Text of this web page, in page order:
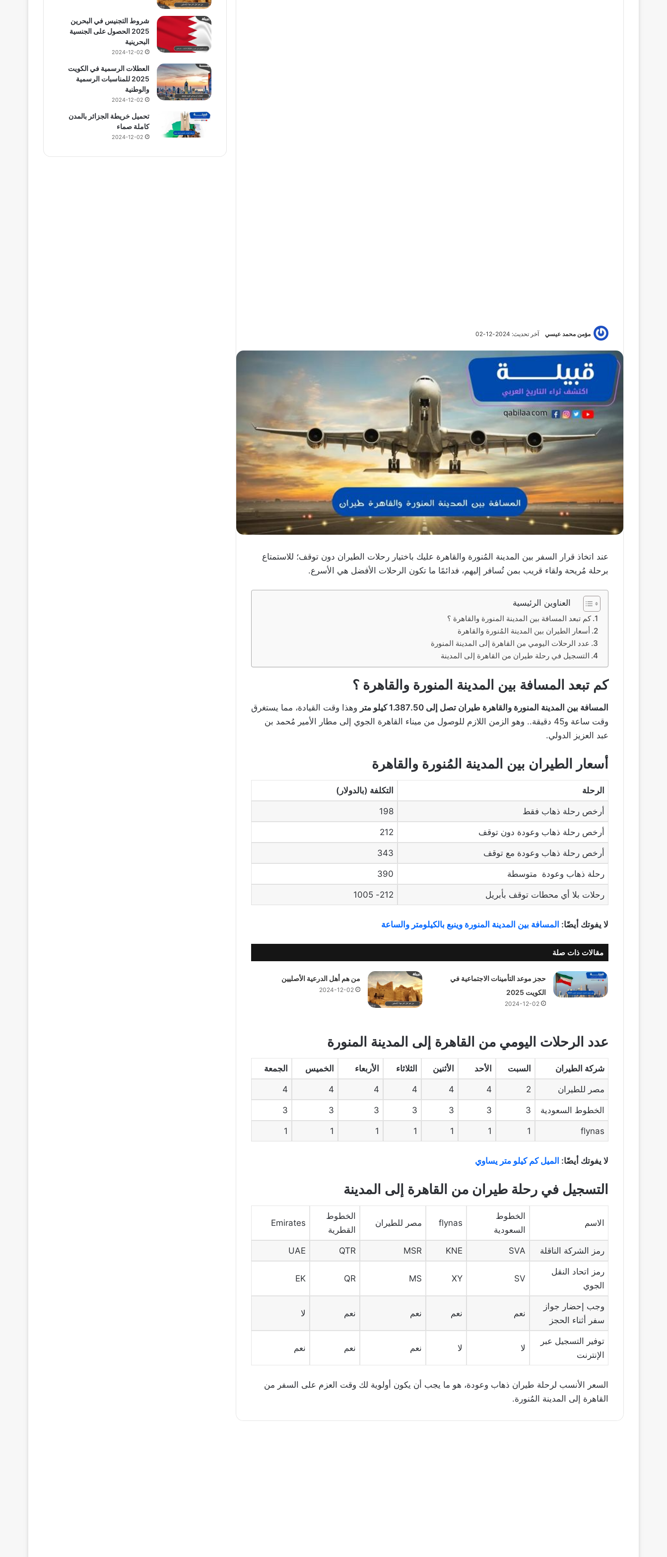
مؤمن محمد عيسي آخر تحديث: 2024-12-02
عند اتخاذ قرار السفر بين المدينة المُنورة والقاهرة عليك باختيار رحلات الطيران دون توقف؛ للاستمتاع
برحلة مُريحة ولقاء قريب بمن تُسافر إليهم، فدائمًا ما تكون الرحلات الأفضل هي الأسرع.
العناوين الرئيسية
كم تبعد المسافة بين المدينة المنورة والقاهرة ؟
أسعار الطيران بين المدينة المُنورة والقاهرة
عدد الرحلات اليومي من القاهرة إلى المدينة المنورة
التسجيل في رحلة طيران من القاهرة إلى المدينة
كم تبعد المسافة بين المدينة المنورة والقاهرة ؟
المسافة بين المدينة المنورة والقاهرة طيران تصل إلى 1.387.50 كيلو متر
وهذا وقت القيادة، مما يستغرق
وقت ساعة و45 دقيقة.. وهو الزمن اللازم للوصول من ميناء القاهرة الجوي إلى مطار الأمير مُحمد بن
عبد العزيز الدولي.
أسعار الطيران بين المدينة المُنورة والقاهرة
الرحلة التكلفة (بالدولار)
أرخص رحلة ذهاب فقط 198
أرخص رحلة ذهاب وعودة دون توقف 212
أرخص رحلة ذهاب وعودة مع توقف 343
رحلة ذهاب وعودة متوسطة 390
رحلات بلا أي محطات توقف بأبريل 212- 1005
لا يفوتك أيضًا: المسافة بين المدينة المنورة وينبع بالكيلومتر والساعة
مقالات ذات صلة
حجز موعد التأمينات الاجتماعية في
الكويت 2025
2024-12-02
من هم أهل الدرعية الأصليين
2024-12-02
عدد الرحلات اليومي من القاهرة إلى المدينة المنورة
شركة الطيران السبت الأحد الأثنين الثلاثاء الأربعاء الخميس الجمعة
مصر للطيران 2
4
4
4
4
4
4
الخطوط السعودية 3
3
3
3
3
3
3
flynas
1
1
1
1
1
1
1
لا يفوتك أيضًا: الميل كم كيلو متر يساوي
التسجيل في رحلة طيران من القاهرة إلى المدينة
الاسم
الخطوط
السعودية
flynas مصر للطيران
الخطوط
القطرية
Emirates
رمز الشركة الناقلة SVA
KNE
MSR
QTR
UAE
رمز اتحاد النقل
الجوي
SV
XY
MS
QR
EK
وجب إحضار جواز
سفر أثناء الحجز
نعم نعم نعم نعم لا
توفير التسجيل عبر
الإنترنت
لا لا نعم نعم نعم
السعر الأنسب لرحلة طيران ذهاب وعودة، هو ما يجب أن يكون أولوية لك وقت العزم على السفر من
القاهرة إلى المدينة المُنورة.
شروط التجنيس في البحرين
2025 الحصول على الجنسية
البحرينية
2024-12-02
العطلات الرسمية في الكويت
2025 للمناسبات الرسمية
والوطنية
2024-12-02
تحميل خريطة الجزائر بالمدن
كاملة صماء
2024-12-02